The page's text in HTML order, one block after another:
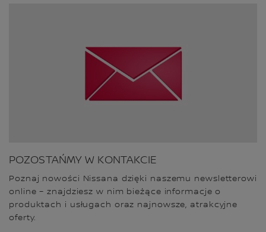
POZOSTAŃMY W KONTAKCIE
Poznaj nowości Nissana dzięki naszemu newsletterowi
online – znajdziesz w nim bieżące informacje o
produktach i usługach oraz najnowsze, atrakcyjne
oferty.